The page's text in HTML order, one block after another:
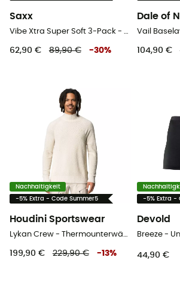
Saxx
Vibe Xtra Super Soft 3-Pack - Unterwäsche - Herren
62,90 € 89,90 € -30%
Dale of
104,90 €
Nachhaltigkeit
-5% Extra - Code Summer5
Houdini Sportswear
Lykan Crew - Thermounterwäsche - Herren
199,90 € 229,90 € -13%
-5% Extra -
Devold
Breeze -
44,90 €